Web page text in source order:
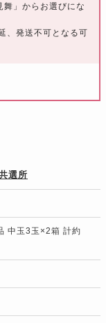
」からお選びにな
、発送不可となる可
選所
中玉3玉×2箱 計約